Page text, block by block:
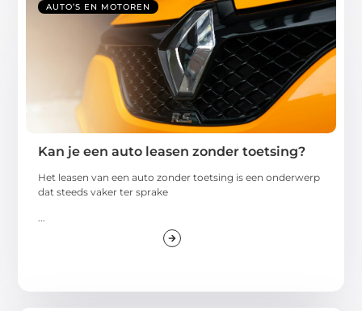
AUTO’S EN MOTOREN
Kan je een auto leasen zonder toetsing?
Het leasen van een auto zonder toetsing is een onderwerp
dat steeds vaker ter sprake
...